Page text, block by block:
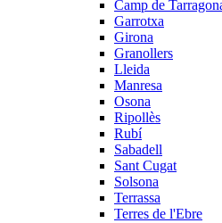
Camp de
Garrotxa
Girona
Granollers
Lleida
Manresa
Osona
Ripollès
Rubí
Sabadell
Sant Cugat
Solsona
Terrassa
Terres de l'Ebre